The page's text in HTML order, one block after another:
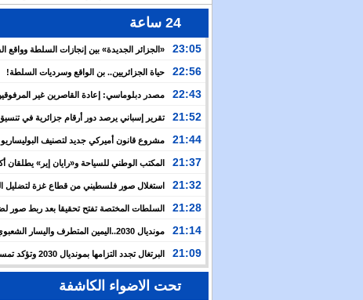
24 ساعة
23:05
«الجزائر الجديدة» بين إنجازات السلطة وواقع
والتضييق
22:56 حياة الجزائريين.. بن الواقع وسرديات السلطة!
22:43
مصدر دبلوماسي: إعادة القاصرين غير
مسألة مبدأ قائمة على التعليمات الملكية السامية
21:52
تقرير إسباني يرصد دور أرقام جزائرية في
العبور نحو سبتة
21:44
مشروع قانون أميركي جديد لتصنيف البوليساريو
منظمة إرهابية
21:37
المكتب الوطني للسياحة و«رايان إير» يطلقان
برنامج جوي شتوي نحو المغرب
21:32
استغلال صور فلسطيني من قطاع غزة لتضليل
العام بشأن أحداث سبتة
21:28
السلطات المختصة تفتح تحقيقا بعد ربط صور
حرب غزة بأحداث سبتة
21:14
مونديال 2030..اليمين المتطرف واليسار
يوظفان الهجرة لاستهداف المغرب
21:09
البرتغال تجدد التزامها بمونديال
بالشراكة مع المغرب وإسبانيا
تحت الاضواء الكاشفة